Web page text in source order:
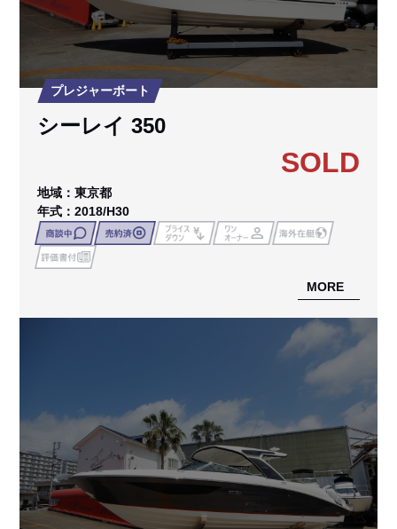
プレジャーボート
シーレイ 350
SOLD
地域：東京都
年式：2018/H30
MORE